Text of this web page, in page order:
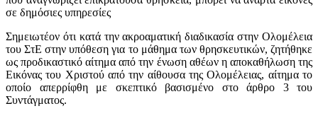
σε δημόσιες υπηρεσίες
Σημειωτέον ότι κατά την ακροαματική διαδικασία στην Ολομέλεια
του ΣτΕ στην υπόθεση για το μάθημα των θρησκευτικών, ζητήθηκε
ως προδικαστικό αίτημα από την ένωση αθέων η αποκαθήλωση της
Εικόνας του Χριστού από την αίθουσα της Ολομέλειας, αίτημα το
οποίο απερρίφθη με σκεπτικό βασισμένο στο άρθρο 3 του
Συντάγματος.